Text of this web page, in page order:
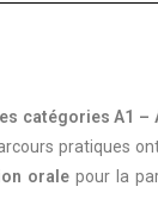
catégories A1 –
pratiques
orale pour la